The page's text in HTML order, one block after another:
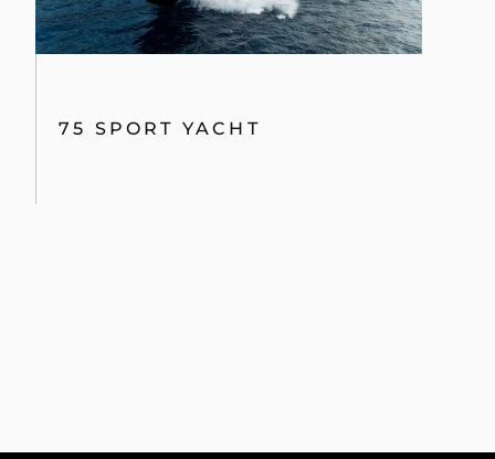
75 SPORT YACHT